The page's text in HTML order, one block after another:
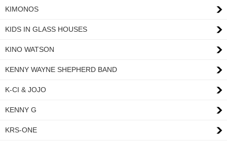
KIMONOS
KIDS IN GLASS HOUSES
KINO WATSON
KENNY WAYNE SHEPHERD BAND
K-CI & JOJO
KENNY G
KRS-ONE